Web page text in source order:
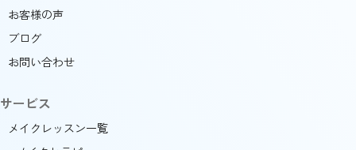
お客様の声
ブログ
お問い合わせ
サービス
メイクレッスン一覧